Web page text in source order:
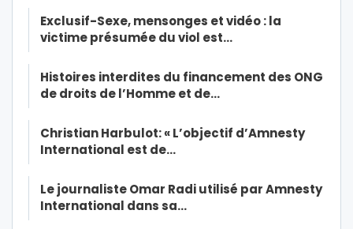
Exclusif-Sexe, mensonges et vidéo : la
victime présumée du viol est…
Histoires interdites du financement des ONG
de droits de l’Homme et de…
Christian Harbulot: « L’objectif d’Amnesty
International est de…
Le journaliste Omar Radi utilisé par Amnesty
International dans sa…